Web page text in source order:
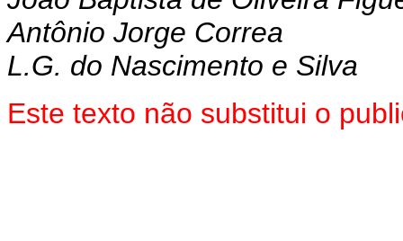
Antônio Jorge Correa
L.G. do Nascimento e Silva
Este texto não substitui o